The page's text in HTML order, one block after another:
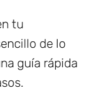
tu
de lo
guía rápida